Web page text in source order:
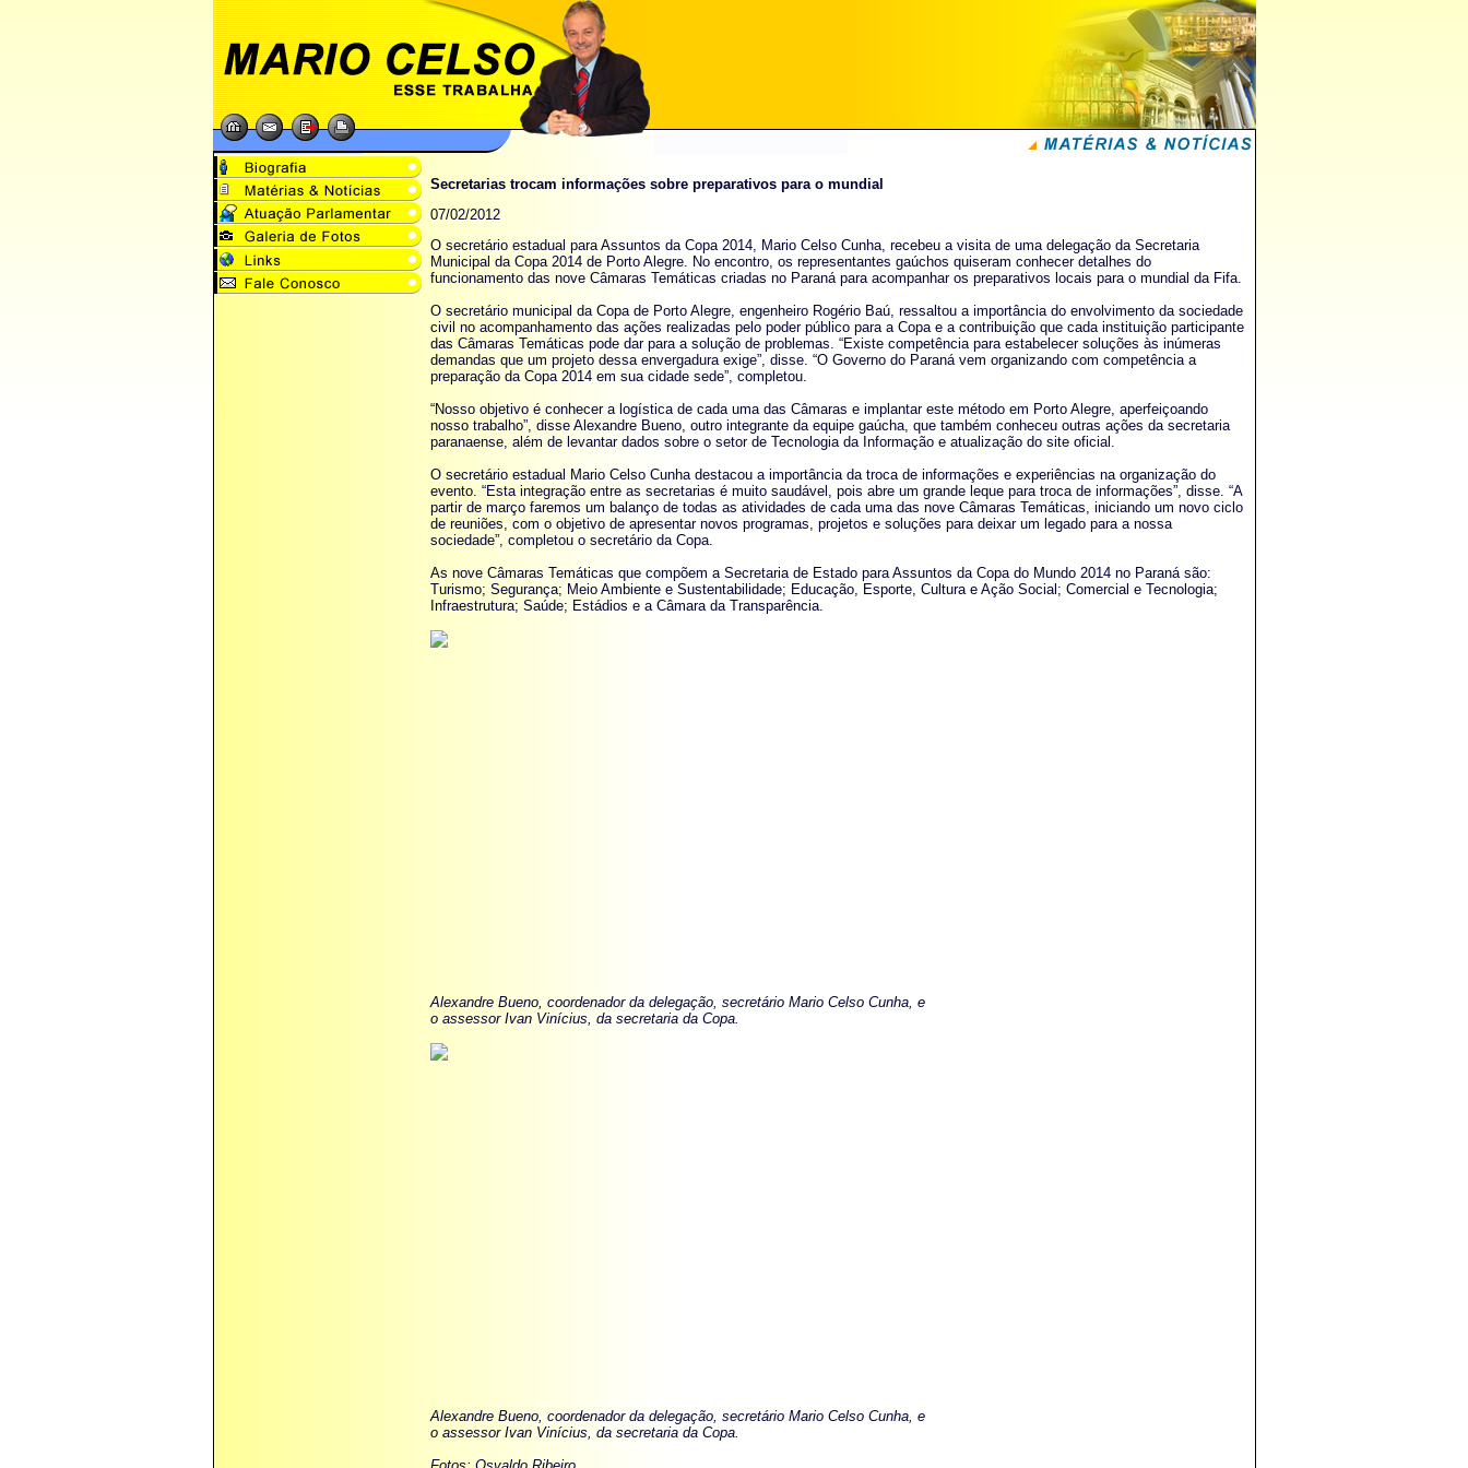
Secretarias trocam informações sobre preparativos para o mundial
07/02/2012
O secretário estadual para Assuntos da Copa 2014, Mario Celso Cunha, recebeu a visita de uma delegação da Secretaria
Municipal da Copa 2014 de Porto Alegre. No encontro, os representantes gaúchos quiseram conhecer detalhes do
funcionamento das nove Câmaras Temáticas criadas no Paraná para acompanhar os preparativos locais para o mundial da Fifa.
O secretário municipal da Copa de Porto Alegre, engenheiro Rogério Baú, ressaltou a importância do envolvimento da sociedade
civil no acompanhamento das ações realizadas pelo poder público para a Copa e a contribuição que cada instituição participante
das Câmaras Temáticas pode dar para a solução de problemas. “Existe competência para estabelecer soluções às inúmeras
demandas que um projeto dessa envergadura exige”, disse. “O Governo do Paraná vem organizando com competência a
preparação da Copa 2014 em sua cidade sede”, completou.
“Nosso objetivo é conhecer a logística de cada uma das Câmaras e implantar este método em Porto Alegre, aperfeiçoando
nosso trabalho”, disse Alexandre Bueno, outro integrante da equipe gaúcha, que também conheceu outras ações da secretaria
paranaense, além de levantar dados sobre o setor de Tecnologia da Informação e atualização do site oficial.
O secretário estadual Mario Celso Cunha destacou a importância da troca de informações e experiências na organização do
evento. “Esta integração entre as secretarias é muito saudável, pois abre um grande leque para troca de informações”, disse. “A
partir de março faremos um balanço de todas as atividades de cada uma das nove Câmaras Temáticas, iniciando um novo ciclo
de reuniões, com o objetivo de apresentar novos programas, projetos e soluções para deixar um legado para a nossa
sociedade”, completou o secretário da Copa.
As nove Câmaras Temáticas que compõem a Secretaria de Estado para Assuntos da Copa do Mundo 2014 no Paraná são:
Turismo; Segurança; Meio Ambiente e Sustentabilidade; Educação, Esporte, Cultura e Ação Social; Comercial e Tecnologia;
Infraestrutura; Saúde; Estádios e a Câmara da Transparência.
Alexandre Bueno, coordenador da delegação, secretário Mario Celso Cunha, e
o assessor Ivan Vinícius, da secretaria da Copa.
Alexandre Bueno, coordenador da delegação, secretário Mario Celso Cunha, e
o assessor Ivan Vinícius, da secretaria da Copa.